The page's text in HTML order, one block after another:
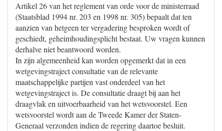
Artikel 26 van het reglement van orde voor de ministerraad
(Staatsblad 1994 nr. 203 en 1998 nr. 305) bepaalt dat ten
aanzien van hetgeen ter vergadering besproken wordt of
geschiedt, geheimhoudingsplicht bestaat. Uw vragen kunnen
derhalve niet beantwoord worden.
In zijn algemeenheid kan worden opgemerkt dat in een
wetgevingstraject consultatie van de relevante
maatschappelijke partijen vast onderdeel van het
wetgevingstraject is. De consultatie draagt bij aan het
draagvlak en uitvoerbaarheid van het wetsvoorstel. Een
wetsvoorstel wordt aan de Tweede Kamer der Staten-
Generaal verzonden indien de regering daartoe besluit.